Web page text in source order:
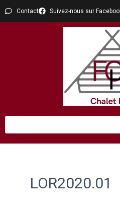
Contact Suivez-nous sur
LOR2020.01